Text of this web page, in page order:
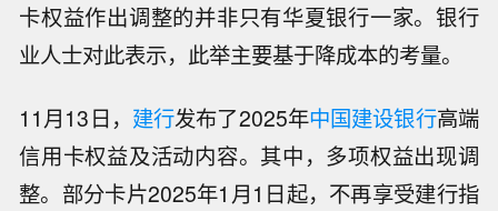
卡权益作出调整的并非只有华夏银行一家。银行
业人士对此表示，此举主要基于降成本的考量。
11月13日， 建行发布了2025年中国建设银行高端
信用卡权益及活动内容。其中，多项权益出现调
整。部分卡片2025年1月1日起，不再享受建行指